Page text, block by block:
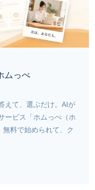
ムっぺ
えて、選ぶだけ。AIが
ービス「ホムっぺ（ホ
料で始められて、ク